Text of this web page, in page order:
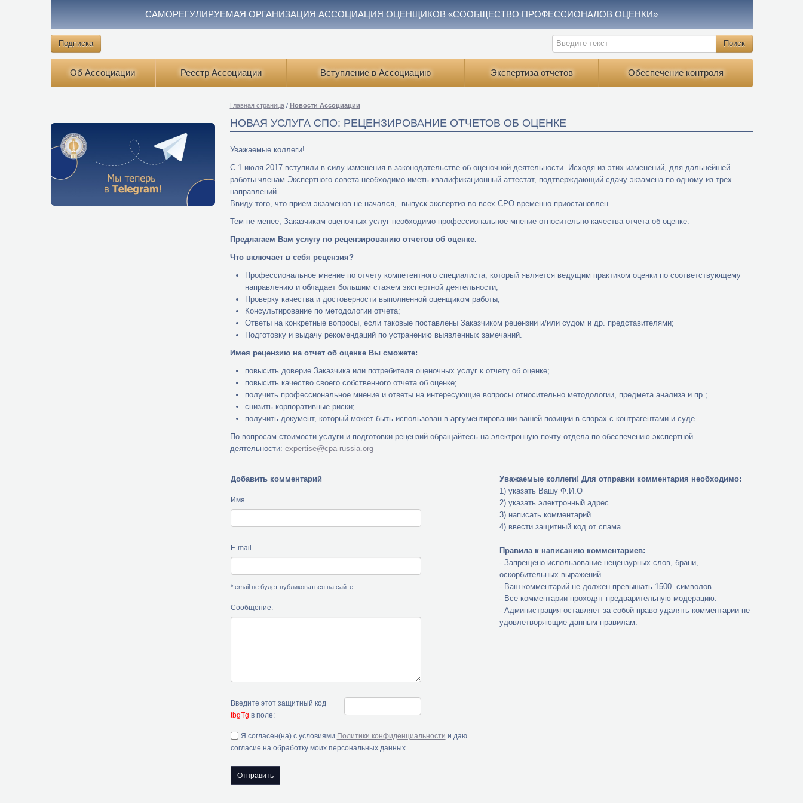
САМОРЕГУЛИРУЕМАЯ ОРГАНИЗАЦИЯ АССОЦИАЦИЯ ОЦЕНЩИКОВ «СООБЩЕСТВО ПРОФЕССИОНАЛОВ ОЦЕНКИ»
Подписка
Об Ассоциации Реестр Ассоциации Вступление в Ассоциацию Экспертиза отчетов Обеспечение контроля
Главная страница / Новости Ассоциации
НОВАЯ УСЛУГА СПО: РЕЦЕНЗИРОВАНИЕ ОТЧЕТОВ ОБ ОЦЕНКЕ
Уважаемые коллеги!
С 1 июля 2017 вступили в силу изменения в законодательстве об оценочной деятельности. Исходя из этих изменений, для дальнейшей
работы членам Экспертного совета необходимо иметь квалификационный аттестат, подтверждающий сдачу экзамена по одному из трех
направлений.
Ввиду того, что прием экзаменов не начался, выпуск экспертиз во всех СРО временно приостановлен.
Тем не менее, Заказчикам оценочных услуг необходимо профессиональное мнение относительно качества отчета об оценке.
Предлагаем Вам услугу по рецензированию отчетов об оценке.
Что включает в себя рецензия?
Профессиональное мнение по отчету компетентного специалиста, который является ведущим практиком оценки по соответствующему
направлению и обладает большим стажем экспертной деятельности;
Проверку качества и достоверности выполненной оценщиком работы;
Консультирование по методологии отчета;
Ответы на конкретные вопросы, если таковые поставлены Заказчиком рецензии и/или судом и др. представителями;
Подготовку и выдачу рекомендаций по устранению выявленных замечаний.
Имея рецензию на отчет об оценке Вы сможете:
повысить доверие Заказчика или потребителя оценочных услуг к отчету об оценке;
повысить качество своего собственного отчета об оценке;
получить профессиональное мнение и ответы на интересующие вопросы относительно методологии, предмета анализа и пр.;
снизить корпоративные риски;
получить документ, который может быть использован в аргументировании вашей позиции в спорах с контрагентами и суде.
По вопросам стоимости услуги и подготовки рецензий обращайтесь на электронную почту отдела по обеспечению экспертной
деятельности: expertise@cpa-russia.org
Добавить комментарий
Имя
E-mail
* email не будет публиковаться на сайте
Сообщение:
Введите этот защитный код
tbgTg в поле:
Я согласен(на) с условиями Политики конфиденциальности и даю
согласие на обработку моих персональных данных.
Уважаемые коллеги! Для отправки комментария необходимо:
1) указать Вашу Ф.И.О
2) указать электронный адрес
3) написать комментарий
4) ввести защитный код от спама
Правила к написанию комментариев:
- Запрещено использование нецензурных слов, брани,
оскорбительных выражений.
- Ваш комментарий не должен превышать 1500 символов.
- Все комментарии проходят предварительную модерацию.
- Администрация оставляет за собой право удалять комментарии не
удовлетворяющие данным правилам.